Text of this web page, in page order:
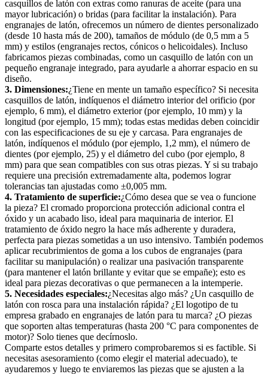
casquillos de latón con extras como ranuras de aceite (para una
mayor lubricación) o bridas (para facilitar la instalación). Para
engranajes de latón, ofrecemos un número de dientes personalizado
(desde 10 hasta más de 200), tamaños de módulo (de 0,5 mm a 5
mm) y estilos (engranajes rectos, cónicos o helicoidales). Incluso
fabricamos piezas combinadas, como un casquillo de latón con un
pequeño engranaje integrado, para ayudarle a ahorrar espacio en su
diseño.
3. Dimensiones:¿Tiene en mente un tamaño específico? Si necesita
casquillos de latón, indíquenos el diámetro interior del orificio (por
ejemplo, 6 mm), el diámetro exterior (por ejemplo, 10 mm) y la
longitud (por ejemplo, 15 mm); todas estas medidas deben coincidir
con las especificaciones de su eje y carcasa. Para engranajes de
latón, indíquenos el módulo (por ejemplo, 1,2 mm), el número de
dientes (por ejemplo, 25) y el diámetro del cubo (por ejemplo, 8
mm) para que sean compatibles con sus otras piezas. Y si su trabajo
requiere una precisión extremadamente alta, podemos lograr
tolerancias tan ajustadas como ±0,005 mm.
4. Tratamiento de superficie:¿Cómo desea que se vea o funcione
la pieza? El cromado proporciona protección adicional contra el
óxido y un acabado liso, ideal para maquinaria de interior. El
tratamiento de óxido negro la hace más adherente y duradera,
perfecta para piezas sometidas a un uso intensivo. También podemos
aplicar recubrimientos de goma a los cubos de engranajes (para
facilitar su manipulación) o realizar una pasivación transparente
(para mantener el latón brillante y evitar que se empañe); esto es
ideal para piezas decorativas o que permanecen a la intemperie.
5. Necesidades especiales:¿Necesitas algo más? ¿Un casquillo de
latón con rosca para una instalación rápida? ¿El logotipo de tu
empresa grabado en engranajes de latón para tu marca? ¿O piezas
que soporten altas temperaturas (hasta 200 °C para componentes de
motor)? Solo tienes que decírnoslo.
Comparte estos detalles y primero comprobaremos si es factible. Si
necesitas asesoramiento (como elegir el material adecuado), te
ayudaremos y luego te enviaremos las piezas que se ajusten a la